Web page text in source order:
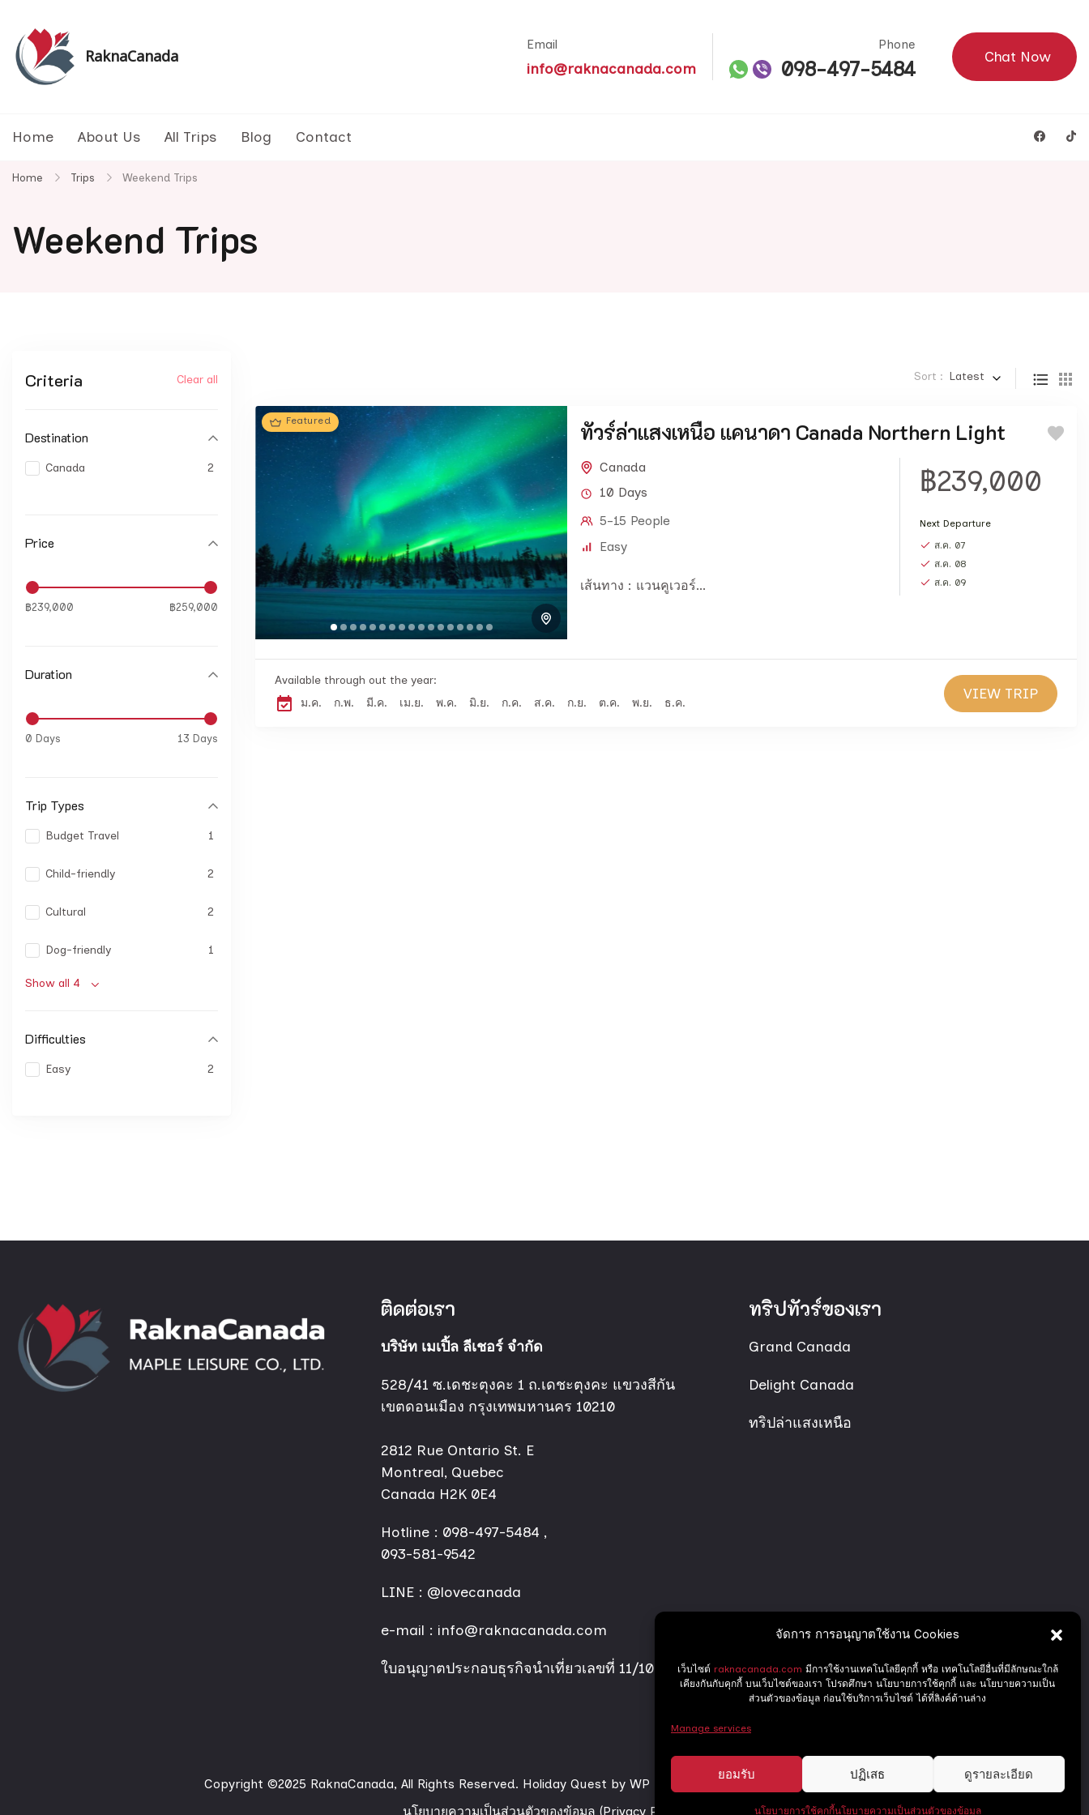
จัดการ การอนุญาตใช้งาน Cookies
เว็บไซต์ raknacanada.com มีการใช้งานเทคโนโลยีคุกกี้ หรือ เทคโนโลยีอื่นที่มีลักษณะใกล้
เคียงกันกับคุกกี้ บนเว็บไซต์ของเรา โปรดศึกษา นโยบายการใช้คุกกี้ และ นโยบายความเป็น
ส่วนตัวของข้อมูล ก่อนใช้บริการเว็บไซต์ ได้ที่ลิงค์ด้านล่าง
Manage services
ยอมรับ ปฏิเสธ ดูรายละเอียด
นโยบายการใช้คุกกี้นโยบายความเป็นส่วนตัวของข้อมูล
content
RaknaCanada
Email
info@raknacanada.com
Phone
098-497-5484 Chat Now
Home About Us All Trips Blog Contact
Home Trips Weekend Trips
Weekend Trips
Criteria Clear all
Destination
Canada 2
Price
฿239,000 ฿259,000
Duration
0 Days 13 Days
Trip Types
Budget Travel 1
Child-friendly 2
Cultural 2
Dog-friendly 1
Show all 4
Difficulties
Easy 2
Sort : Latest
Featured ทัวร์ล่าแสงเหนือ แคนาดา Canada Northern Light
Canada
10 Days
5-15 People
Easy
เส้นทาง : แวนคูเวอร์...
฿239,000
Next Departure
ส.ค. 07
ส.ค. 08
ส.ค. 09
Available through out the year:
ม.ค.
ก.พ. มี.ค. เม.ย. พ.ค. มิ.ย. ก.ค. ส.ค. ก.ย. ต.ค. พ.ย. ธ.ค.
VIEW TRIP
ติดต่อเรา
บริษัท เมเปิ้ล ลีเชอร์ จำกัด
528/41 ซ.เดชะตุงคะ 1 ถ.เดชะตุงคะ แขวงสีกัน
เขตดอนเมือง กรุงเทพมหานคร 10210
2812 Rue Ontario St. E
Montreal, Quebec
Canada H2K 0E4
Hotline : 098-497-5484 ,
093-581-9542
LINE : @lovecanada
e-mail : info@raknacanada.com
ใบอนุญาตประกอบธุรกิจนำเที่ยวเลขที่ 11/10738
ทริปทัวร์ของเรา
Grand Canada
Delight Canada
ทริปล่าแสงเหนือ
Copyright ©2025 RaknaCanada, All Rights Reserved. Holiday Quest by WP Travel Engine.Powered by WordPress.
นโยบายความเป็นส่วนตัวของข้อมูล (Privacy Policy)